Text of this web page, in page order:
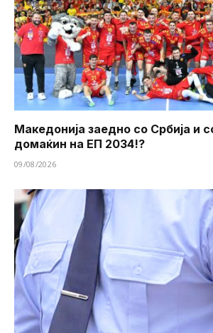
Македонија заедно со Србија и
домаќин на ЕП 2034!?
09/08/2026